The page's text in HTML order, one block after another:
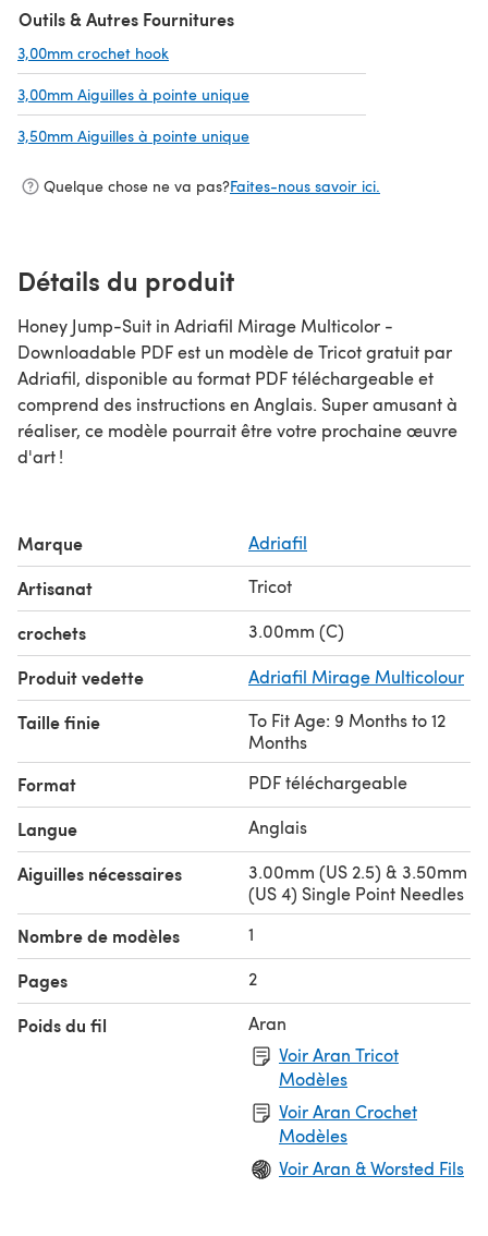
Outils & Autres Fournitures
3,00mm crochet hook
3,00mm Aiguilles à pointe unique
3,50mm Aiguilles à pointe unique
Quelque chose ne va pas?Faites-nous savoir ici.
Détails du produit
Honey Jump-Suit in Adriafil Mirage Multicolor -
Downloadable PDF est un modèle de Tricot gratuit par
Adriafil, disponible au format PDF téléchargeable et
comprend des instructions en Anglais. Super amusant à
réaliser, ce modèle pourrait être votre prochaine œuvre
d'art !
Marque Adriafil
Artisanat Tricot
crochets 3.00mm (C)
Produit vedette Adriafil Mirage Multicolour
Taille finie
To Fit Age: 9 Months to 12
Months
Format PDF téléchargeable
Langue Anglais
Aiguilles nécessaires
3.00mm (US 2.5) & 3.50mm
(US 4) Single Point Needles
Nombre de modèles 1
Pages 2
Poids du fil
Aran
Voir Aran Tricot
Modèles
Voir Aran Crochet
Modèles
Voir Aran & Worsted Fils